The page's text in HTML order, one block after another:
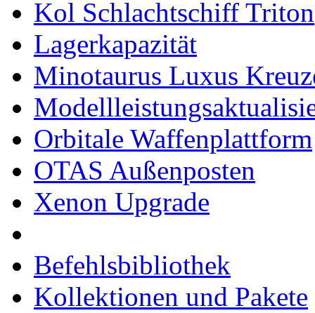
Kol Schlachtschiff Triton
Lagerkapazität
Minotaurus Luxus
Orbitale Waffenplattform
OTAS Außenposten
Xenon Upgrade
Befehlsbibliothek
Kollektionen und Pakete